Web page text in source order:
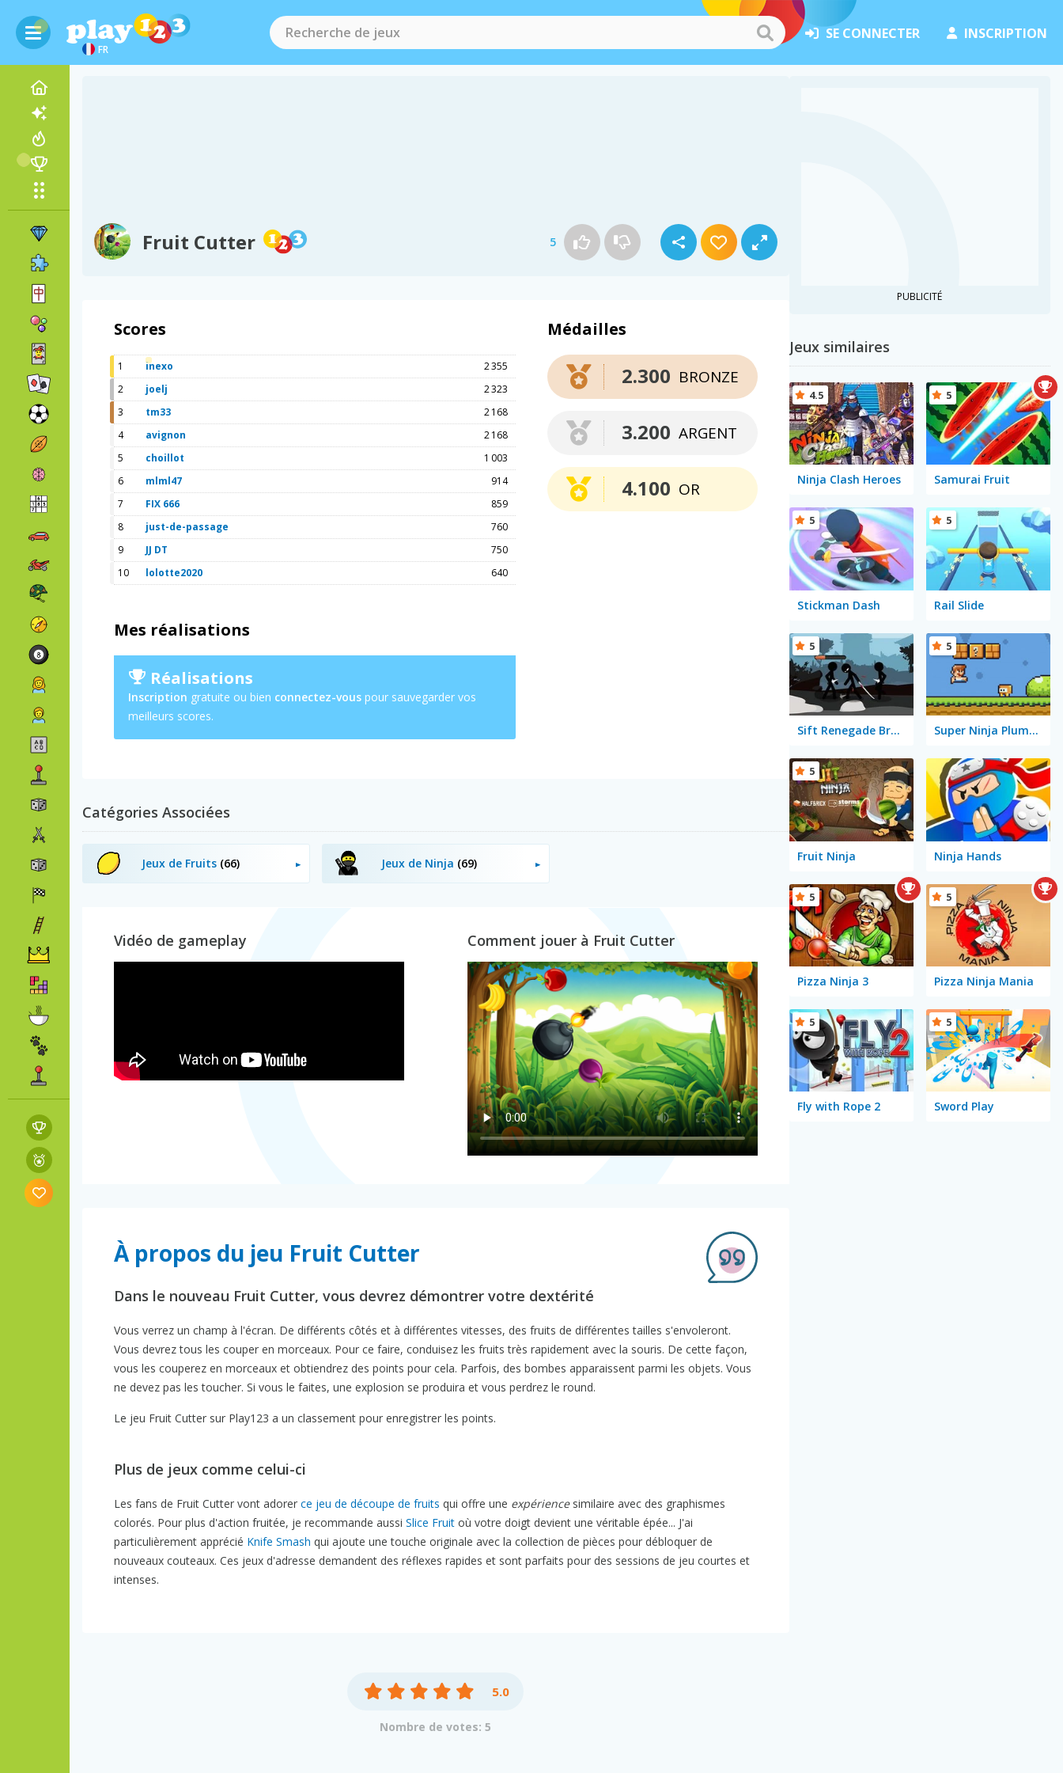
FR
SE CONNECTER INSCRIPTION
Fruit Cutter 5
Scores
1 inexo
2 355
2
joelj
2 323
3
tm33
2 168
4
avignon
2 168
5
choillot
1 003
6
mlml47
914
7
FIX 666
859
8
just-de-passage
760
9
JJ DT
750
10
lolotte2020 640
Mes réalisations
Réalisations
Inscription gratuite ou bien connectez-vous pour sauvegarder vos
meilleurs scores.
Médailles
BRONZE
2.300
ARGENT
3.200
OR
4.100
Catégories Associées
Jeux de Fruits (66) Jeux de Ninja (69)
Vidéo de gameplay Comment jouer à Fruit Cutter
À propos du jeu Fruit Cutter
Dans le nouveau Fruit Cutter, vous devrez démontrer votre dextérité
Vous verrez un champ à l'écran. De différents côtés et à différentes vitesses, des fruits de différentes tailles s'envoleront.
Vous devrez tous les couper en morceaux. Pour ce faire, conduisez les fruits très rapidement avec la souris. De cette façon,
vous les couperez en morceaux et obtiendrez des points pour cela. Parfois, des bombes apparaissent parmi les objets. Vous
ne devez pas les toucher. Si vous le faites, une explosion se produira et vous perdrez le round.
Le jeu Fruit Cutter sur Play123 a un classement pour enregistrer les points.
Plus de jeux comme celui-ci
Les fans de Fruit Cutter vont adorer ce jeu de découpe de fruits qui offre une expériencesimilaire avec des graphismes
colorés. Pour plus d'action fruitée, je recommande aussi Slice Fruit où votre doigt devient une véritable épée... J'ai
particulièrement apprécié Knife Smash qui ajoute une touche originale avec la collection de pièces pour débloquer de
nouveaux couteaux. Ces jeux d'adresse demandent des réflexes rapides et sont parfaits pour des sessions de jeu courtes et
intenses.
5.0
Nombre de votes: 5
PUBLICITÉ
Jeux similaires
Ninja Clash Heroes
4.5
Samurai Fruit
5
Stickman Dash
5
Rail Slide
5
Sift Renegade Brawl
5
Super Ninja Plumber
5
Fruit Ninja
5
Ninja Hands
Pizza Ninja 3
5
Pizza Ninja Mania
5
Fly with Rope 2
5
Sword Play
5